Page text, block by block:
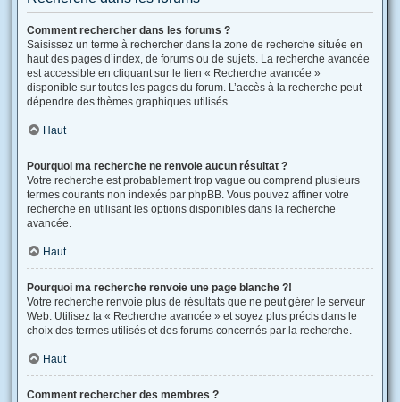
Comment rechercher dans les forums ?
Saisissez un terme à rechercher dans la zone de recherche située en
haut des pages d’index, de forums ou de sujets. La recherche avancée
est accessible en cliquant sur le lien « Recherche avancée »
disponible sur toutes les pages du forum. L’accès à la recherche peut
dépendre des thèmes graphiques utilisés.
Haut
Pourquoi ma recherche ne renvoie aucun résultat ?
Votre recherche est probablement trop vague ou comprend plusieurs
termes courants non indexés par phpBB. Vous pouvez affiner votre
recherche en utilisant les options disponibles dans la recherche
avancée.
Haut
Pourquoi ma recherche renvoie une page blanche ?!
Votre recherche renvoie plus de résultats que ne peut gérer le serveur
Web. Utilisez la « Recherche avancée » et soyez plus précis dans le
choix des termes utilisés et des forums concernés par la recherche.
Haut
Comment rechercher des membres ?